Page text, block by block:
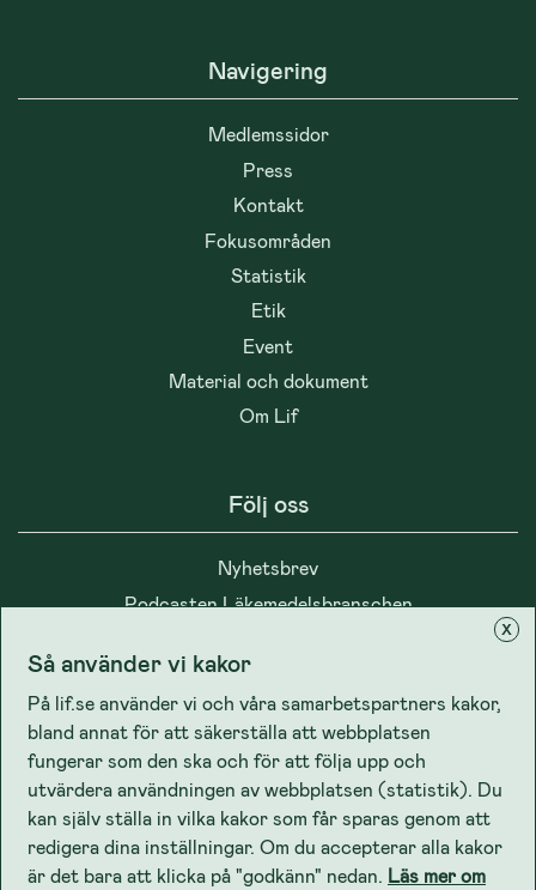
x
Så använder vi kakor
På lif.se använder vi och våra samarbetspartners kakor,
bland annat för att säkerställa att webbplatsen
fungerar som den ska och för att följa upp och
utvärdera användningen av webbplatsen (statistik). Du
kan själv ställa in vilka kakor som får sparas genom att
redigera dina inställningar. Om du accepterar alla kakor
är det bara att klicka på "godkänn" nedan. Läs mer om
Navigering
Medlemssidor
Press
Kontakt
Fokusområden
Statistik
Etik
Event
Material och dokument
Om Lif
Följ oss
Nyhetsbrev
Podcasten Läkemedelsbranschen
Integritet
Cookiepolicy
Lifs dataskyddspolicy